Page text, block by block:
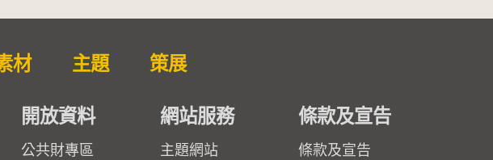
材 主題 策展
開放資料
公共財專區
網站服務
主題網站
條款及宣告
條款及宣告